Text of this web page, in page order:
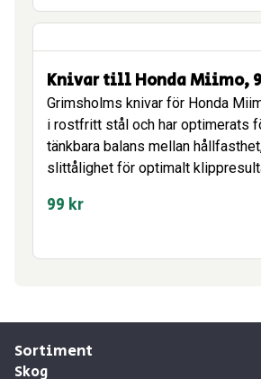
Knivar till Honda Miimo,
Grimsholms knivar för Honda
i rostfritt stål och har optimerats
tänkbara balans mellan
slittålighet för optimalt
99 kr
Sortiment
Skog